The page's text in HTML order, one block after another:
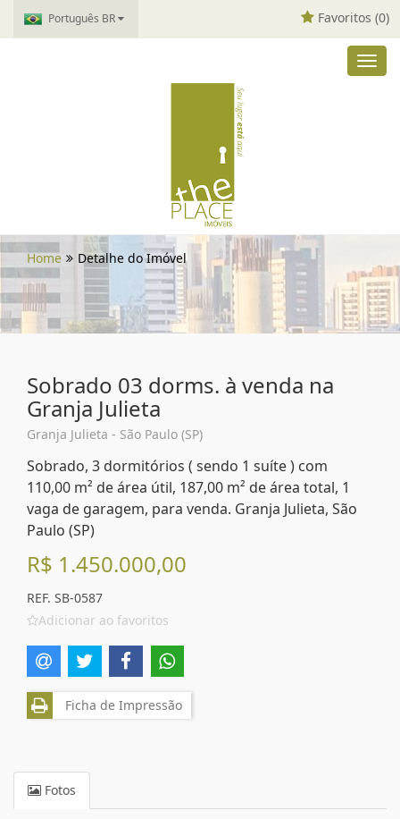
Português BR Favoritos (0)
Home Detalhe do Imóvel
Sobrado 03 dorms. à venda na
Granja Julieta
Granja Julieta - São Paulo (SP)
Sobrado, 3 dormitórios ( sendo 1 suíte ) com
110,00 m² de área útil, 187,00 m² de área total, 1
vaga de garagem, para venda. Granja Julieta, São
Paulo (SP)
R$ 1.450.000,00
REF. SB-0587
Adicionar ao favoritos
Ficha de Impressão
Fotos